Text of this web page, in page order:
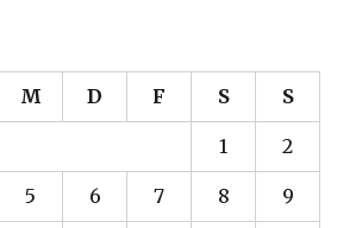
M D F S S
1 2
5 6 7 8 9